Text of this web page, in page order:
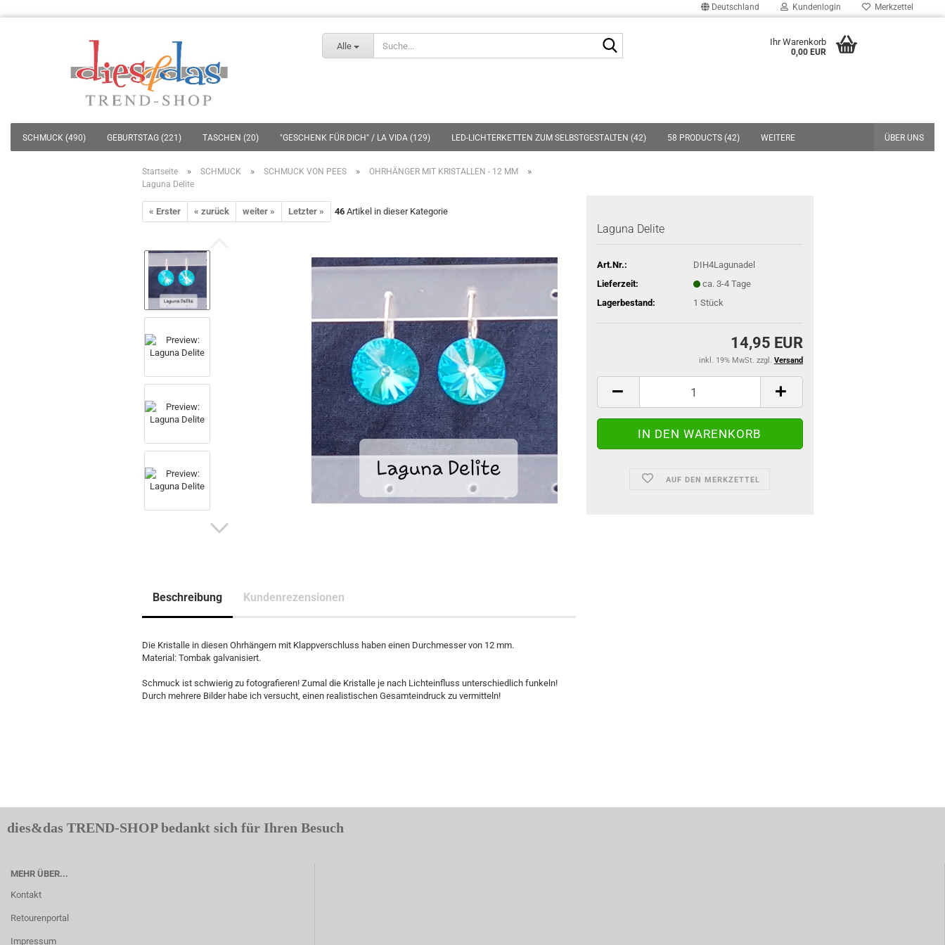
Deutschland Kundenlogin Merkzettel
Alle Ihr Warenkorb
0,00 EUR
SCHMUCK (490) GEBURTSTAG (221) TASCHEN (20) "GESCHENK FÜR DICH" / LA VIDA (129) LED-LICHTERKETTEN ZUM SELBSTGESTALTEN (42) 58 PRODUCTS (42) ÜBER UNS
WEITERE
Startseite » SCHMUCK » SCHMUCK VON PEES » OHRHÄNGER MIT KRISTALLEN - 12 MM »
Laguna Delite
« Erster « zurück weiter » Letzter » 46 Artikel in dieser Kategorie
Laguna Delite
Art.Nr.:
DIH4Lagunadel
Lieferzeit:
ca. 3-4 Tage
Lagerbestand:
1 Stück
14,95 EUR
inkl. 19% MwSt. zzgl. Versand
AUF DEN MERKZETTEL
Beschreibung Kundenrezensionen
Die Kristalle in diesen Ohrhängern mit Klappverschluss haben einen Durchmesser von 12 mm.
Material: Tombak galvanisiert.
Schmuck ist schwierig zu fotografieren! Zumal die Kristalle je nach Lichteinfluss unterschiedlich funkeln!
Durch mehrere Bilder habe ich versucht, einen realistischen Gesamteindruck zu vermitteln!
dies&das TREND-SHOP bedankt sich für Ihren Besuch
MEHR ÜBER...
Kontakt
Retourenportal
Impressum